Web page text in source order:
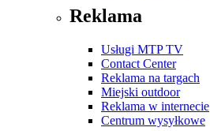
Reklama
Usługi MTP TV
Contact Center
Reklama na targach
Miejski outdoor
Reklama w internecie
Centrum wysyłkowe